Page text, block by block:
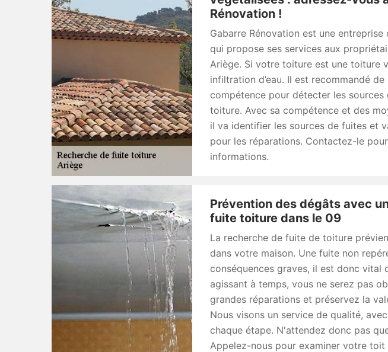
Rénovation !
Gabarre Rénovation est une
qui propose ses services aux
Ariège. Si votre toiture est une toiture
infiltration d’eau. Il est recommandé
compétence pour détecter les
toiture. Avec sa compétence et des
il va identifier les sources de fuites et
pour les réparations. Contactez-le
informations.
Prévention des dégâts avec
fuite toiture dans le 09
La recherche de fuite de toiture
dans votre maison. Une fuite non
conséquences graves, il est donc vital
agissant à temps, vous ne serez pas
grandes réparations et préservez la
Nous visons un service de qualité,
chaque étape. N'attendez donc pas
Appelez-nous pour examiner votre toit